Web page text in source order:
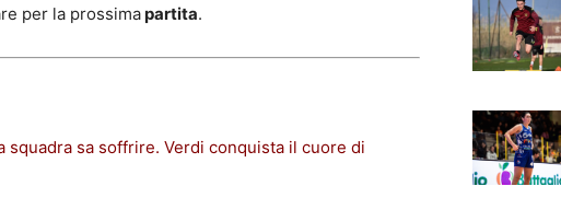
per la prossimapartita.
squadra sa soffrire. Verdi conquista il cuore di